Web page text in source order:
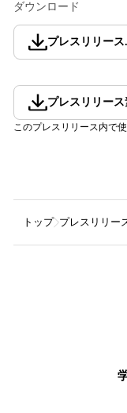
ダウンロード
プレスリリース.
プレスリリース
このプレスリリース内で
トップ プレスリリー